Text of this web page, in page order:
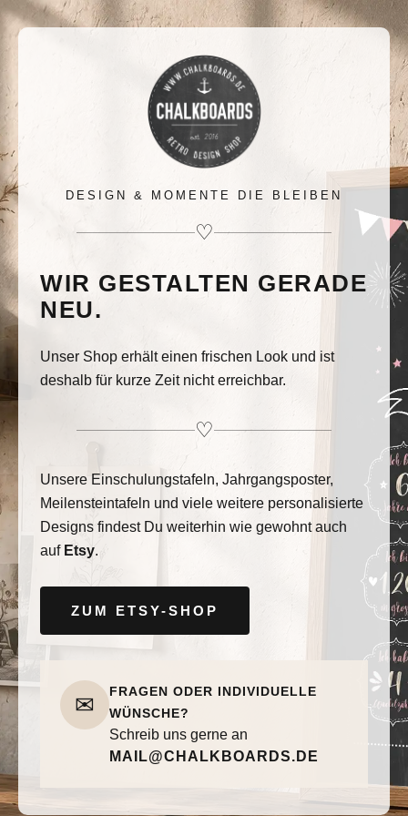
DESIGN & MOMENTE DIE BLEIBEN
♡
WIR GESTALTEN GERADE
NEU.
Unser Shop erhält einen frischen Look und ist
deshalb für kurze Zeit nicht erreichbar.
♡
Unsere Einschulungstafeln, Jahrgangsposter,
Meilensteintafeln und viele weitere personalisierte
Designs findest Du weiterhin wie gewohnt auch
auf Etsy.
ZUM ETSY-SHOP
✉
FRAGEN ODER INDIVIDUELLE
WÜNSCHE?
Schreib uns gerne an
MAIL@CHALKBOARDS.DE